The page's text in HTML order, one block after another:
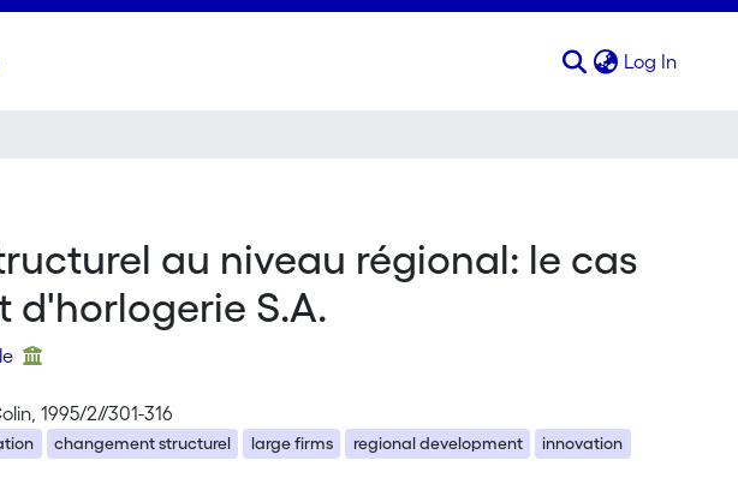
Log In
au niveau régional: le cas
d'horlogerie S.A.
1995/2//301-316
changement structurel large firms regional development
innovation